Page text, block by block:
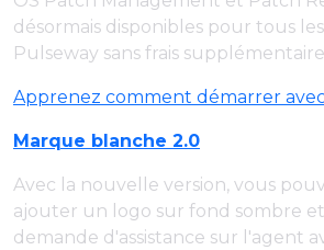
désormais disponibles pour tous
Pulseway sans frais
Apprenez comment démarrer
Marque blanche 2.0
Avec la nouvelle version, vous
ajouter un logo sur fond sombre
demande d'assistance sur l'agent